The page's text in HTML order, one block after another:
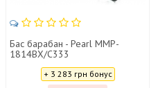
Бас барабан - Pearl MMP-
1814BX/C333
+ 3 283 грн бонус